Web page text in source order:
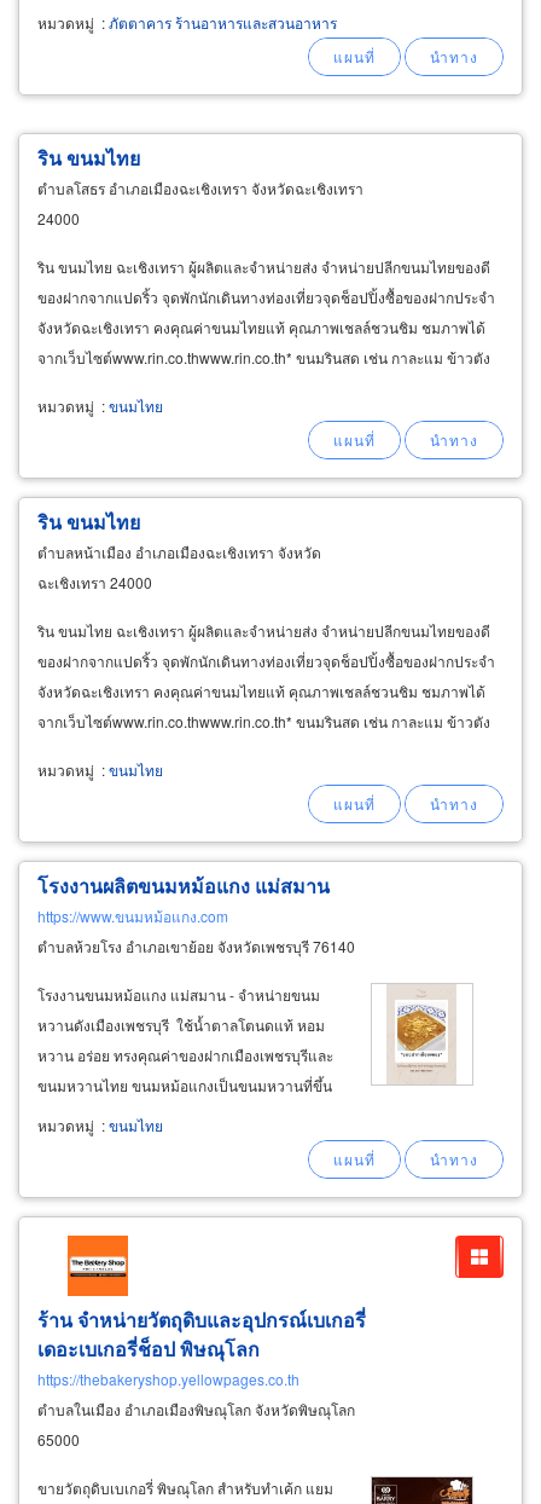
อาหารจานด่วนแต่อร่อย ไม่ว่าจะเป็นข้าวผัด ผัด
กระเพรา ผัดไทย หรือเมนูปลา เรามีให้เลือกหลาก
หลาย
หมวดหมู่ :ภัตตาคาร ร้านอาหารและสวนอาหาร
ริน ขนมไทย
ตำบลโสธร อำเภอเมืองฉะเชิงเทรา จังหวัดฉะเชิงเทรา
24000
ริน ขนมไทย ฉะเชิงเทรา ผู้ผลิตและจำหน่ายส่ง จำหน่ายปลีกขนมไทยของดี
ของฝากจากแปดริ้ว จุดพักนักเดินทางท่องเที่ยวจุดช็อปปิ้งซื้อของฝากประจำ
จังหวัดฉะเชิงเทรา คงคุณค่าขนมไทยแท้ คุณภาพเชลล์ชวนชิม ชมภาพได้
จากเว็บไซต์www.rin.co.thwww.rin.co.th* ขนมรินสด เช่น กาละแม ข้าวตัง
หมวดหมู่ :ขนมไทย
ริน ขนมไทย
ตำบลหน้าเมือง อำเภอเมืองฉะเชิงเทรา จังหวัด
ฉะเชิงเทรา 24000
ริน ขนมไทย ฉะเชิงเทรา ผู้ผลิตและจำหน่ายส่ง จำหน่ายปลีกขนมไทยของดี
ของฝากจากแปดริ้ว จุดพักนักเดินทางท่องเที่ยวจุดช็อปปิ้งซื้อของฝากประจำ
จังหวัดฉะเชิงเทรา คงคุณค่าขนมไทยแท้ คุณภาพเชลล์ชวนชิม ชมภาพได้
จากเว็บไซต์www.rin.co.thwww.rin.co.th* ขนมรินสด เช่น กาละแม ข้าวตัง
หมวดหมู่ :ขนมไทย
โรงงานผลิตขนมหม้อแกง แม่สมาน
https://www.ขนมหม้อแกง.com
ตำบลห้วยโรง อำเภอเขาย้อย จังหวัดเพชรบุรี 76140
โรงงานขนมหม้อแกง แม่สมาน - จำหน่ายขนม
หวานดังเมืองเพชรบุรี ใช้น้ำตาลโตนดแท้ หอม
หวาน อร่อย ทรงคุณค่าของฝากเมืองเพชรบุรีและ
ขนมหวานไทย ขนมหม้อแกงเป็นขนมหวานที่ขึ้น
ชื่อของเมืองเพชร เพราะเป็นถิ่นน้ำตาลโตนด ซึ่ง
เป็นส่วนประกอบสำคัญ ที่ทำให้ขนมหม้อแกงเมือง
เพชร หอม อร่อย จนเป็นที่ยอมรับของคนทั่วไปว่า
"ขนมหม้อแกงเมืองเพชร
หมวดหมู่ :ขนมไทย
ร้าน จำหน่ายวัตถุดิบและอุปกรณ์เบเกอรี่
เดอะเบเกอรี่ช็อป พิษณุโลก
https://thebakeryshop.yellowpages.co.th
ตำบลในเมือง อำเภอเมืองพิษณุโลก จังหวัดพิษณุโลก
65000
ขายวัตถุดิบเบเกอรี่ พิษณุโลก สำหรับทำเค้ก แยม